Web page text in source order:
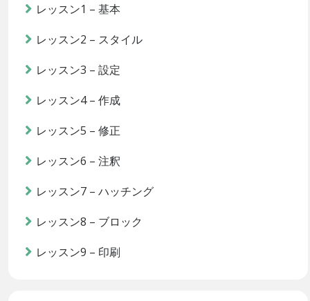
レッスン1 – 基本
レッスン2 – スタイル
レッスン3 – 設定
レッスン4 – 作成
レッスン5 – 修正
レッスン6 – 注釈
レッスン7 – ハッチング
レッスン8 – ブロック
レッスン9 – 印刷